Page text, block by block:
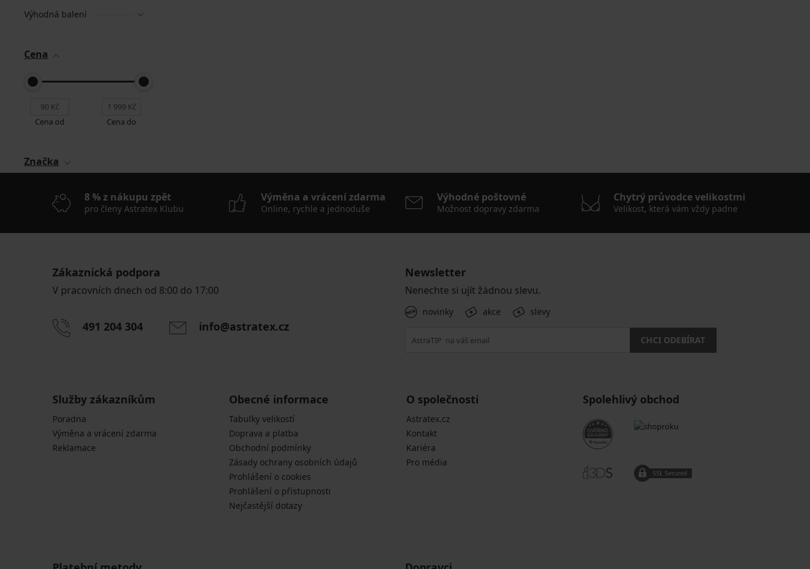
Výhodná balení
Cena
Cena od Cena do
Značka
8 % z nákupu zpět
pro členy Astratex Klubu
Výměna a vrácení zdarma
Online, rychle a jednoduše
Výhodné poštovné
Možnost dopravy zdarma
Chytrý průvodce velikostmi
Velikost, která vám vždy padne
Zákaznická podpora
V pracovních dnech od 8:00 do 17:00
491 204 304 info@astratex.cz
Newsletter
Nenechte si ujít žádnou slevu.
novinky akce slevy
CHCI ODEBÍRAT
Služby zákazníkům
Poradna
Výměna a vrácení zdarma
Reklamace
Obecné informace
Tabulky velikostí
Doprava a platba
Obchodní podmínky
Zásady ochrany osobních údajů
Prohlášení o cookies
Prohlášení o přístupnosti
Nejčastější dotazy
O společnosti
Astratex.cz
Kontakt
Kariéra
Pro média
Spolehlivý obchod